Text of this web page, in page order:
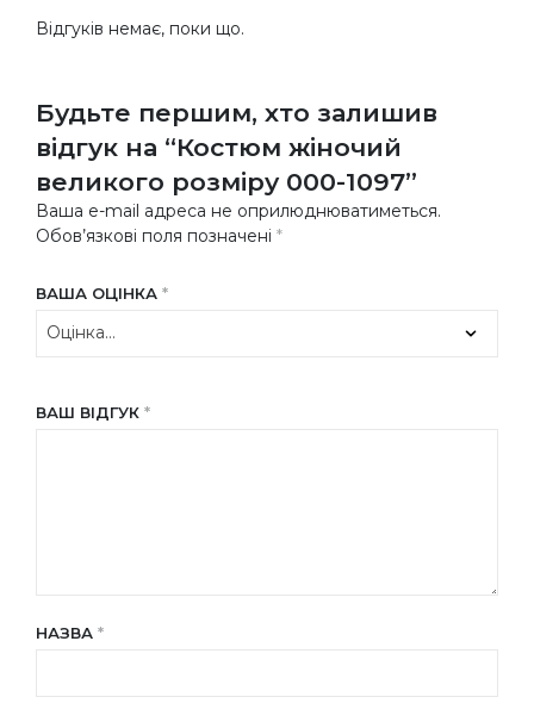
Відгуків немає, поки що.
Будьте першим, хто залишив
відгук на “Костюм жіночий
великого розміру 000-1097”
Ваша e-mail адреса не оприлюднюватиметься.
Обов’язкові поля позначені *
ВАША ОЦІНКА *
ВАШ ВІДГУК *
НАЗВА *